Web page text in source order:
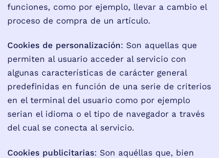
funciones, como por ejemplo, llevar a cambio el
proceso de compra de un artículo.
Cookies de personalización: Son aquellas que
permiten al usuario acceder al servicio con
algunas características de carácter general
predefinidas en función de una serie de criterios
en el terminal del usuario como por ejemplo
serian el idioma o el tipo de navegador a través
del cual se conecta al servicio.
Cookies publicitarias: Son aquéllas que, bien